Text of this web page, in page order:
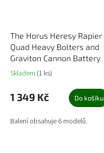
The Horus Heresy Rapier
Quad Heavy Bolters and
Graviton Cannon Battery
Skladem (1 ks)
1 349 Kč Do košíku
Balení obsahuje 6 modelů.